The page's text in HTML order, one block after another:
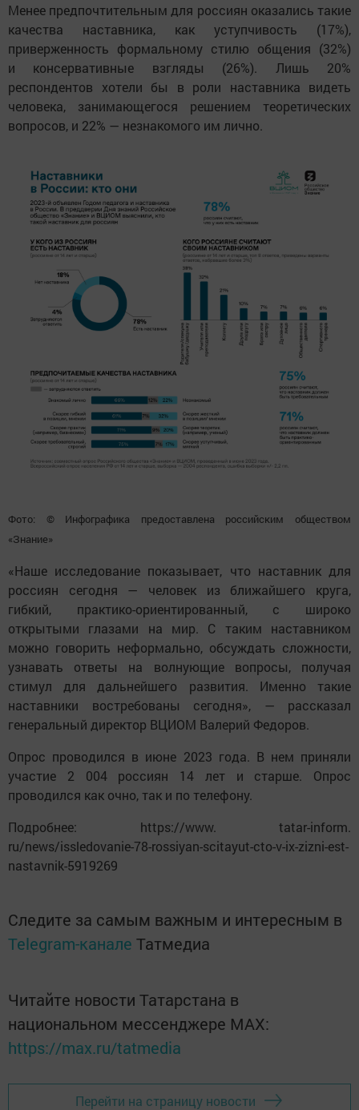
Менее предпочтительным для россиян оказались такие
качества наставника, как уступчивость (17%),
приверженность формальному стилю общения (32%)
и консервативные взгляды (26%). Лишь 20%
респондентов хотели бы в роли наставника видеть
человека, занимающегося решением теоретических
вопросов, и 22% — незнакомого им лично.
Фото: © Инфографика предоставлена российским обществом
«Знание»
«Наше исследование показывает, что наставник для
россиян сегодня — человек из ближайшего круга,
гибкий, практико-ориентированный, с широко
открытыми глазами на мир. С таким наставником
можно говорить неформально, обсуждать сложности,
узнавать ответы на волнующие вопросы, получая
стимул для дальнейшего развития. Именно такие
наставники востребованы сегодня», — рассказал
генеральный директор ВЦИОМ Валерий Федоров.
Опрос проводился в июне 2023 года. В нем приняли
участие 2 004 россиян 14 лет и старше. Опрос
проводился как очно, так и по телефону.
Подробнее: https://www. tatar-inform.
ru/news/issledovanie-78-rossiyan-scitayut-cto-v-ix-zizni-est-
nastavnik-5919269
Следите за самым важным и интересным в
Telegram-канале Татмедиа
Читайте новости Татарстана в
национальном мессенджере MАХ:
https://max.ru/tatmedia
Перейти на страницу новости